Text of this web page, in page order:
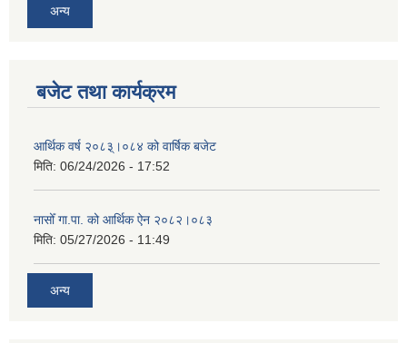
अन्य
बजेट तथा कार्यक्रम
आर्थिक वर्ष २०८३्।०८४ को वार्षिक बजेट
मिति: 06/24/2026 - 17:52
नासोँ गा.पा. को आर्थिक ऐन २०८२।०८३
मिति: 05/27/2026 - 11:49
अन्य